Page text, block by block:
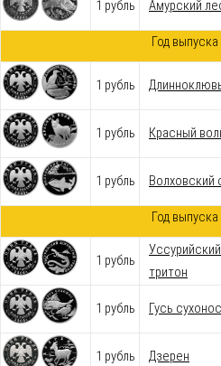
1 рубль Амурский
Год выпуска
1 рубль
1 рубль Красный
1 рубль Волховский
Год выпуска
1 рубль
тритон
1 рубль Гусь сухонос
1 рубль Дзерен